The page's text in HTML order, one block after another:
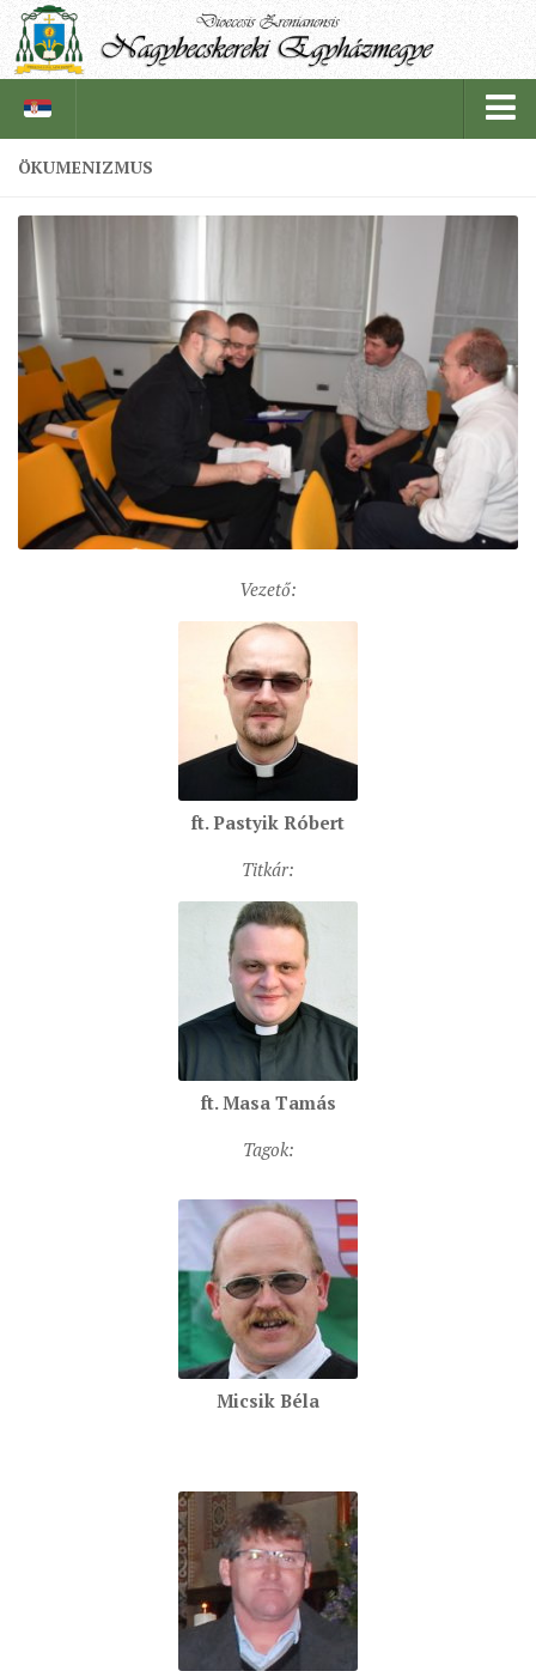
EGYHÁZI INTÉZMÉNYEINK
EGYHÁZMEGYEI LEVÉLTÁR
LELKIPÁSZTOROK
SZERZETESRENDEK
IN MEMORIAM
PLÉBÁNIÁK
KÖZPONTI ESPERESSÉG
ARCHÍV ÉLETKÉPEK
ORGANIGRAMMA
PÜSPÖKI DEKRÉTUM
ZSINATI IMA
ZSINAT MOTTÓJA, LOGÓJA
ZSINATI IRODA
KOORDINÁLÓ BIZOTTSÁG
ZSINATI TAGOK
MUNKADOKUMENTUMOK
KISKORÚAK VÉDELME
„GYERMEKVÉDELMI” KIHÍVÁSOK KÁNONJOGI
MEGKÖZELÍTÉSBEN
ÖKUMENIZMUS
Vezető:
ft. Pastyik Róbert
Titkár:
ft. Masa Tamás
Tagok:
Micsik Béla